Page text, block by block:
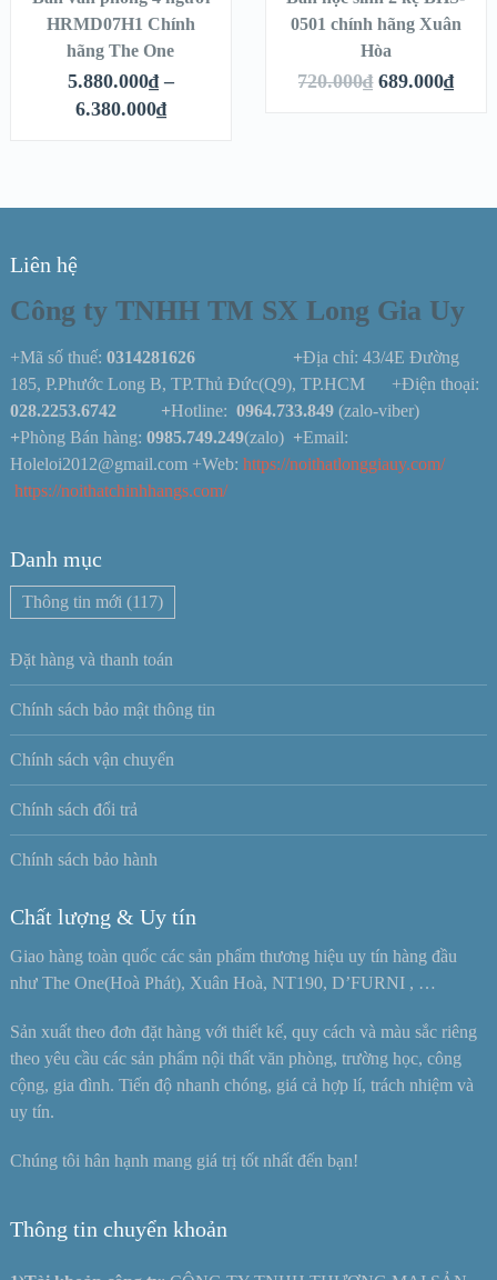
HRMD07H1 Chính
hãng The One
5.880.000₫ –
6.380.000₫
0501 chính hãng Xuân
Hòa
720.000₫ 689.000₫
Liên hệ
Công ty TNHH TM SX Long Gia Uy
+Mã số thuế: 0314281626 +Địa chỉ: 43/4E Đường
185, P.Phước Long B, TP.Thủ Đức(Q9), TP.HCM +Điện thoại:
028.2253.6742 +Hotline: 0964.733.849 (zalo-viber)
+Phòng Bán hàng: 0985.749.249(zalo) +Email:
Holeloi2012@gmail.com +Web: https://noithatlonggiauy.com/
https://noithatchinhhangs.com/
Danh mục
Thông tin mới (117)
Đặt hàng và thanh toán
Chính sách bảo mật thông tin
Chính sách vận chuyển
Chính sách đổi trả
Chính sách bảo hành
Chất lượng & Uy tín
Giao hàng toàn quốc các sản phẩm thương hiệu uy tín hàng đầu
như The One(Hoà Phát), Xuân Hoà, NT190, D’FURNI , …
Sản xuất theo đơn đặt hàng với thiết kế, quy cách và màu sắc riêng
theo yêu cầu các sản phẩm nội thất văn phòng, trường học, công
cộng, gia đình. Tiến độ nhanh chóng, giá cả hợp lí, trách nhiệm và
uy tín.
Chúng tôi hân hạnh mang giá trị tốt nhất đến bạn!
Thông tin chuyển khoản